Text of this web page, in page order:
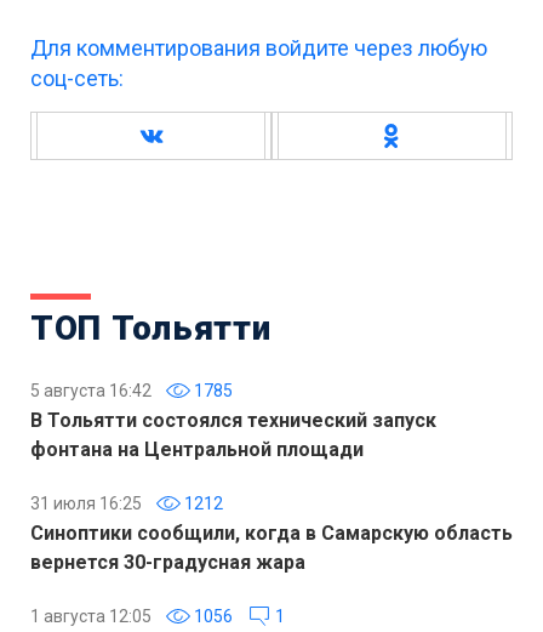
Для комментирования войдите через любую
соц-сеть:
ТОП Тольятти
5 августа 16:42 1785
В Тольятти состоялся технический запуск
фонтана на Центральной площади
31 июля 16:25 1212
Синоптики сообщили, когда в Самарскую область
вернется 30-градусная жара
1 августа 12:05 1056 1